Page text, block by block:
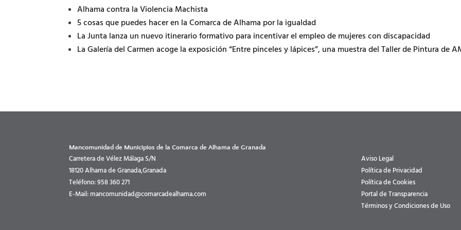
Alhama contra la Violencia Machista
5 cosas que puedes hacer en la Comarca de Alhama por la igualdad
La Junta lanza un nuevo itinerario formativo para incentivar el empleo de mujeres con discapacidad
La Galería del Carmen acoge la exposición “Entre pinceles y lápices”, una muestra del Taller de Pintura de
Mancomunidad de Municipios de la Comarca de Alhama de Granada
Carretera de Vélez Málaga S/N
18120 Alhama de Granada,Granada
Teléfono: 958 360 271
E-Mail: mancomunidad@comarcadealhama.com
Aviso Legal
Política de Privacidad
Política de Cookies
Portal de Transparencia
Términos y Condiciones de Uso